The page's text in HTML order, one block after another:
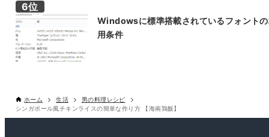
Windowsに標準搭載されているフォント
用条件
ホーム 生活
男の料理レシピ
シンガポール風チキンライスの簡単な作り方 【海南鶏飯】